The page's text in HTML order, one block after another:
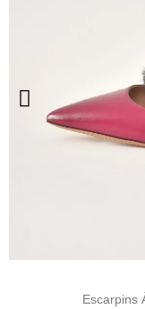
Escarpins